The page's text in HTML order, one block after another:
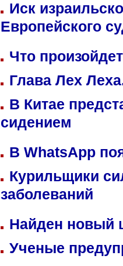
Иск
Европейского
Что
Глава Лех
В Китае
сидением
В WhatsApp
Курильщики
заболеваний
Найден
Ученые